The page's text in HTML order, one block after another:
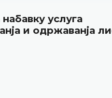
услуга
и одржаванја